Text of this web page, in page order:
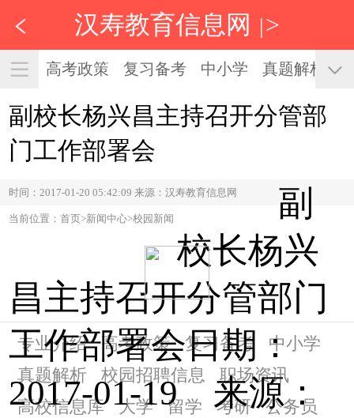
汉寿教育信息网 |>
高考政策 复习备考 中小学 真题解析
副校长杨兴昌主持召开分管部
门工作部署会
时间：2017-01-20 05:42:09 来源：汉寿教育信息网
当前位置：首页>新闻中心>校园新闻
副
校长杨兴
昌主持召开分管部门
工作部署会日期：
2017-01-19 来源：
专业介绍 高考政策 复习备考
中小学
真题解析
校园招聘信息
职场资讯
高校信息库
大学 留学 考研
公务员